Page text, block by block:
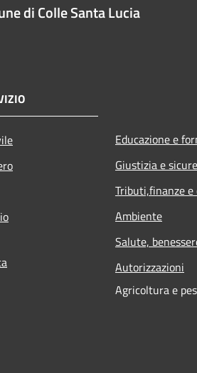
di Colle Santa Lucia
Educazione e
Giustizia e
Tributi,finanze
Ambiente
Salute,
Autorizzazioni
Agricoltura e